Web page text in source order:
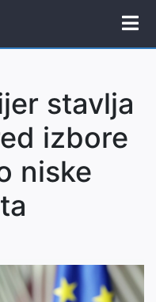
stavlja
izbore
niske